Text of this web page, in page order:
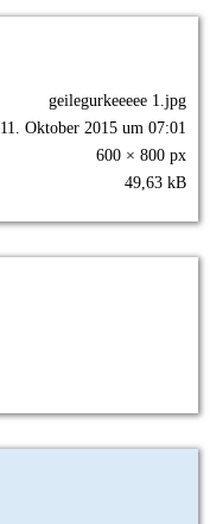
geilegurkeeeee 1.jpg
11. Oktober 2015 um 07:01
600 × 800 px
49,63 kB